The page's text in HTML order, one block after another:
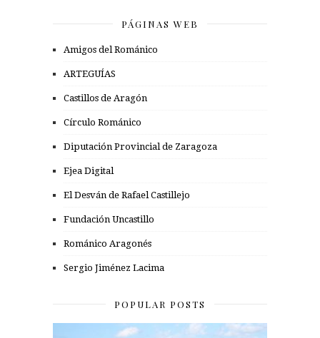
PÁGINAS WEB
Amigos del Románico
ARTEGUÍAS
Castillos de Aragón
Círculo Románico
Diputación Provincial de Zaragoza
Ejea Digital
El Desván de Rafael Castillejo
Fundación Uncastillo
Románico Aragonés
Sergio Jiménez Lacima
POPULAR POSTS